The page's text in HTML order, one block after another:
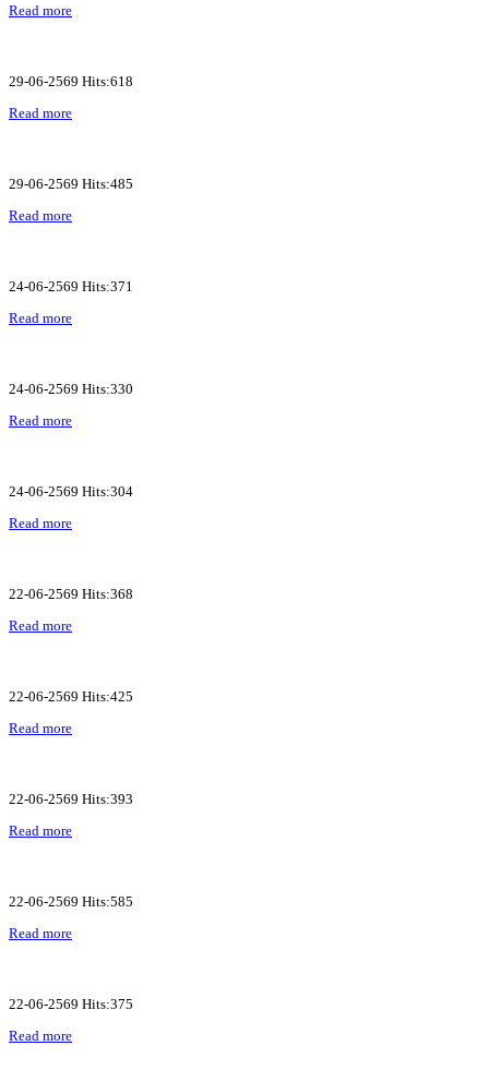
Read more
29-06-2569 Hits:618
Read more
29-06-2569 Hits:485
Read more
24-06-2569 Hits:371
Read more
24-06-2569 Hits:330
Read more
24-06-2569 Hits:304
Read more
22-06-2569 Hits:368
Read more
22-06-2569 Hits:425
Read more
22-06-2569 Hits:393
Read more
22-06-2569 Hits:585
Read more
22-06-2569 Hits:375
Read more